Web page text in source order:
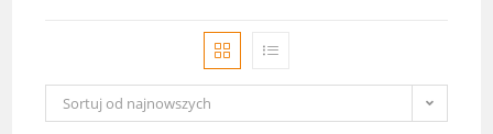
Sortuj od najnowszych